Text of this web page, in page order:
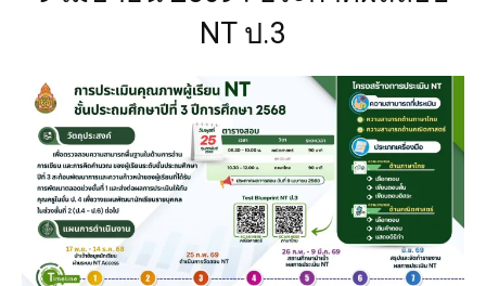
NT ป.3